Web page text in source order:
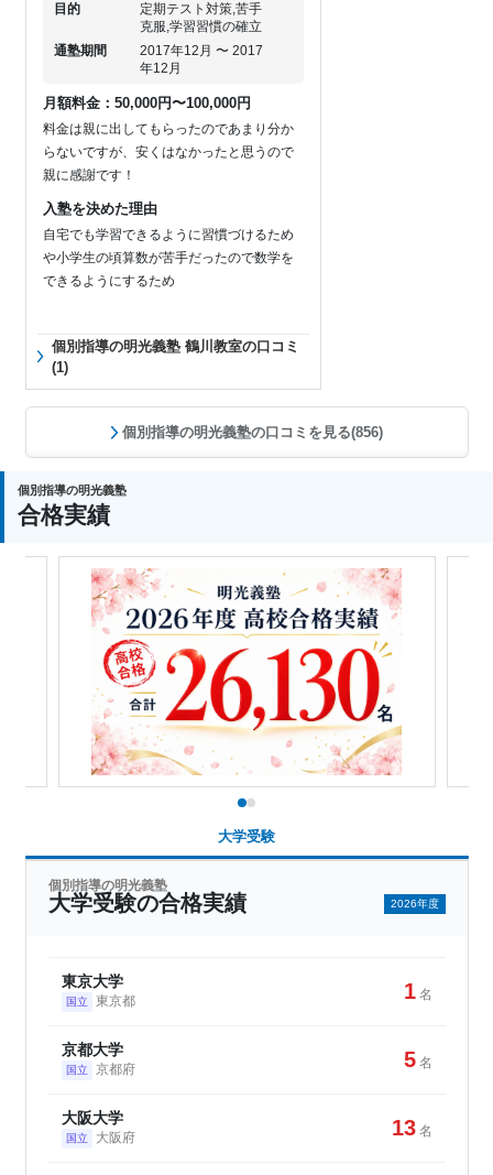
目的
定期テスト対策,苦手
克服,学習習慣の確立
通塾期間
2017年12月 〜 2017
年12月
月額料金：50,000円〜100,000円
料金は親に出してもらったのであまり分か
らないですが、安くはなかったと思うので
親に感謝です！
入塾を決めた理由
自宅でも学習できるように習慣づけるため
や小学生の頃算数が苦手だったので数学を
できるようにするため
個別指導の明光義塾 鶴川教室の口コミ
(1)
個別指導の明光義塾の口コミを見る(856)
個別指導の明光義塾
合格実績
大学受験
個別指導の明光義塾
大学受験の合格実績 2026年度
東京大学
国立 東京都 1 名
京都大学
国立 京都府 5 名
大阪大学
国立 大阪府 13 名